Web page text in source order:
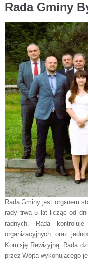
Rada Gminy
Rada Gminy jest organem
rady trwa 5 lat licząc od
radnych. Rada
organizacyjnych oraz
Komisję Rewizyjną. Rada
przez Wój­ta wykonującego